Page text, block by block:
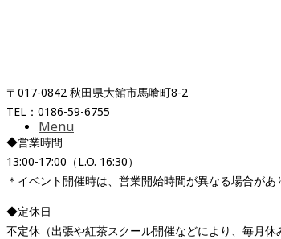
Menu
〒017-0842 秋田県大館市馬喰町8-2
TEL：0186-59-6755
◆営業時間
13:00-17:00（L.O. 16:30）
＊イベント開催時は、営業開始時間が異なる場合が
◆定休日
不定休（出張や紅茶スクール開催などにより、毎月